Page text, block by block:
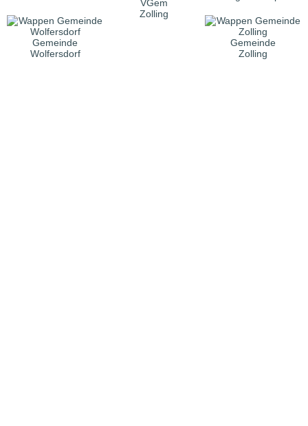
VGem
Zolling
Gemeinde
Wolfersdorf
Gemeinde
Zolling